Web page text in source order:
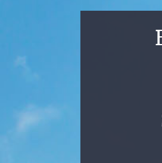
Haber Arşivi